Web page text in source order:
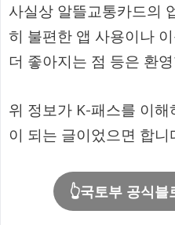
사실상 알뜰교통카드의
히 불편한 앱 사용이나
더 좋아지는 점 등은 환
위 정보가 K-패스를 이
이 되는 글이었으면 합니
👆국토부 공식